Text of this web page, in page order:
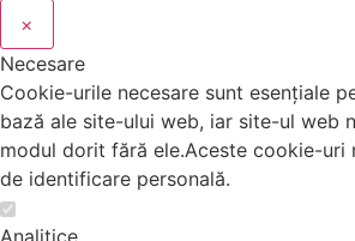
×
Necesare
Cookie-urile necesare sunt esențiale
bază ale site-ului web, iar site-ul web
modul dorit fără ele.Aceste cookie-uri
de identificare personală.